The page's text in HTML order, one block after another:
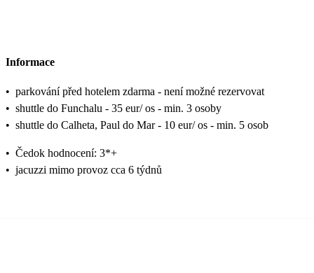
Informace
• parkování před hotelem zdarma - není možné rezervovat
• shuttle do Funchalu - 35 eur/ os - min. 3 osoby
• shuttle do Calheta, Paul do Mar - 10 eur/ os - min. 5 osob
• Čedok hodnocení: 3*+
• jacuzzi mimo provoz cca 6 týdnů